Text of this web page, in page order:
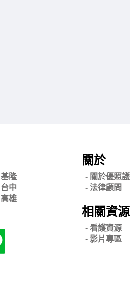
基隆
台中
高雄
關於
- 關於優照護
-法律顧問
相關資源
- 看護資源
- 影片專區